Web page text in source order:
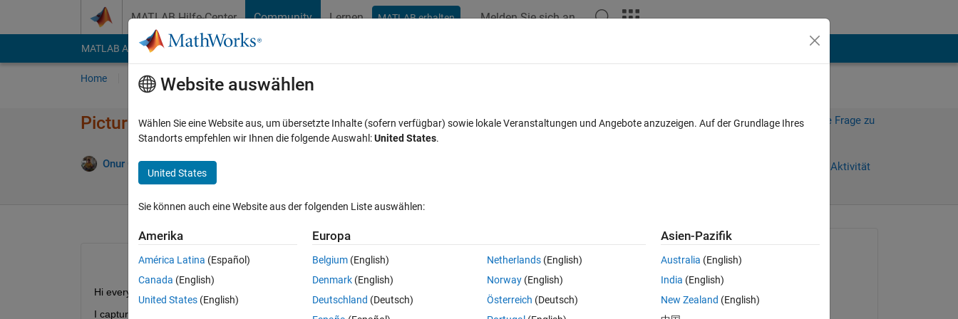
MATLAB Hilfe-Center Community Lernen MATLAB erhalten Melden Sie sich an
MATLAB Answers File Exchange Cody
Home Fragen Antworten Durchsuchen
Picture titles with getdata
Onur Öçalan 18 Jul. 2011
Melden Sie sich an, um diese Frage zu
Anmelden, um Aktivität
0 Stimmen
Hi everybody ,
I capture frames with imaqtool. I'm using getdata function for exporting frames to workspace. I want to entitle the pictures,
Onur Öçalan
am 18 Jul. 2011
Website auswählen
Wählen Sie eine Website aus, um übersetzte Inhalte (sofern verfügbar) sowie lokale Veranstaltungen und Angebote anzuzeigen. Auf der Grundlage Ihres
Standorts empfehlen wir Ihnen die folgende Auswahl:United States.
United States
Sie können auch eine Website aus der folgenden Liste auswählen:
Amerika
América Latina (Español)
Canada (English)
United States (English)
Europa
Belgium (English)
Denmark (English)
Deutschland (Deutsch)
Netherlands(English)
Norway(English)
Österreich (Deutsch)
Asien-Pazifik
Australia (English)
India (English)
New Zealand (English)